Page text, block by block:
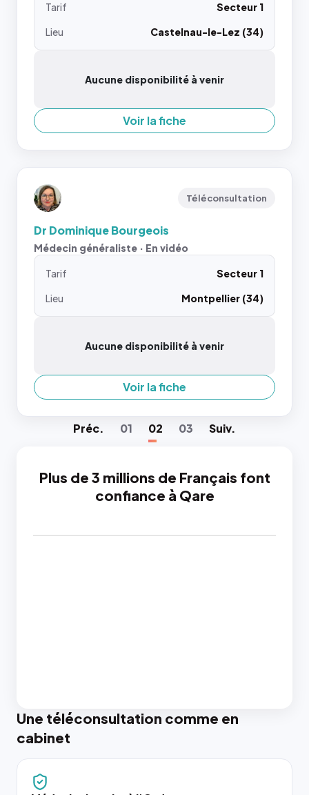
Tarif
Secteur 1
Lieu
Castelnau-le-Lez (34)
Aucune disponibilité à venir
Voir la fiche
Téléconsultation
Dr Dominique Bourgeois
Médecin généraliste · En vidéo
Tarif
Secteur 1
Lieu
Montpellier (34)
Aucune disponibilité à venir
Voir la fiche
Préc. 01 02 03 Suiv.
Plus de 3 millions de Français font
confiance à Qare
Une téléconsultation comme en
cabinet